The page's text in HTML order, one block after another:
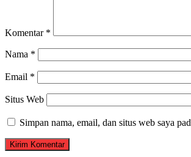
Komentar *
Nama *
Email *
Situs Web
Simpan nama, email, dan situs web saya